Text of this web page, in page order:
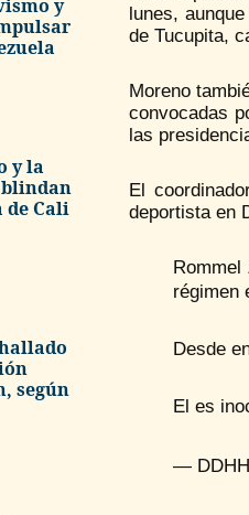
y
y la
de Cali
según
lunes,
de Tucupita,
Moreno
convocadas
las
El
deportista en
régimen
Desde
El es
— DDHH